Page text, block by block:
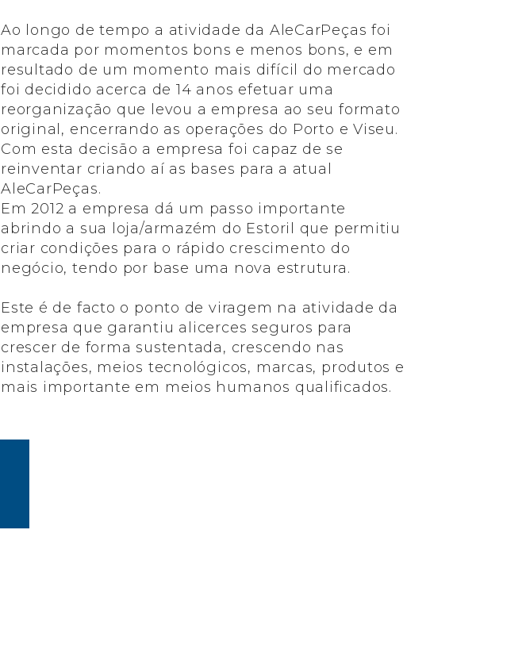
Ao longo de tempo a atividade da AleCarPeças foi
marcada por momentos bons e menos bons, e em
resultado de um momento mais difícil do mercado
foi decidido acerca de 14 anos efetuar uma
reorganização que levou a empresa ao seu formato
original, encerrando as operações do Porto e Viseu.
Com esta decisão a empresa foi capaz de se
reinventar criando aí as bases para a atual
AleCarPeças.
Em 2012 a empresa dá um passo importante
abrindo a sua loja/armazém do Estoril que permitiu
criar condições para o rápido crescimento do
negócio, tendo por base uma nova estrutura.
Este é de facto o ponto de viragem na atividade da
empresa que garantiu alicerces seguros para
crescer de forma sustentada, crescendo nas
instalações, meios tecnológicos, marcas, produtos e
mais importante em meios humanos qualificados.